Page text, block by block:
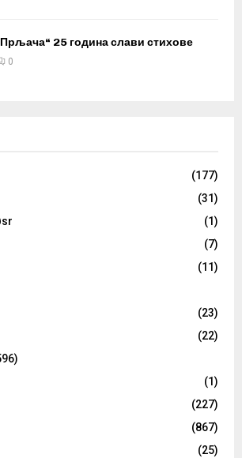
25 година слави стихове
0
(177)
(31)
(1)
(7)
(11)
(23)
(22)
(1)
(227)
(867)
(25)